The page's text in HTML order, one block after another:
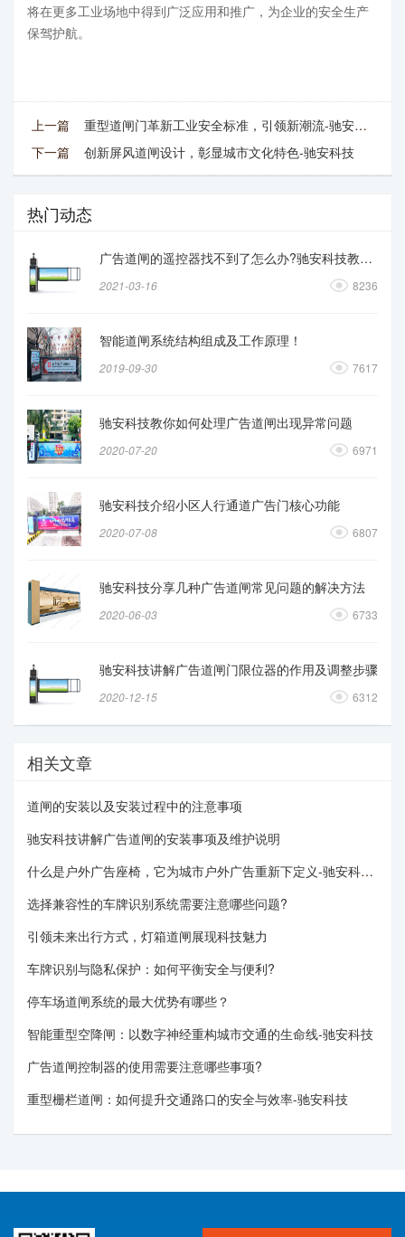
将在更多工业场地中得到广泛应用和推广，为企业的安全生产
保驾护航。
上一篇 重型道闸门革新工业安全标准，引领新潮流-驰安科技
下一篇 创新屏风道闸设计，彰显城市文化特色-驰安科技
热门动态
广告道闸的遥控器找不到了怎么办?驰安科技教你操作
2021-03-16 8236
智能道闸系统结构组成及工作原理！
2019-09-30 7617
驰安科技教你如何处理广告道闸出现异常问题
2020-07-20 6971
驰安科技介绍小区人行通道广告门核心功能
2020-07-08 6807
驰安科技分享几种广告道闸常见问题的解决方法
2020-06-03 6733
驰安科技讲解广告道闸门限位器的作用及调整步骤
2020-12-15 6312
相关文章
道闸的安装以及安装过程中的注意事项
驰安科技讲解广告道闸的安装事项及维护说明
什么是户外广告座椅，它为城市户外广告重新下定义-驰安科技分享
选择兼容性的车牌识别系统需要注意哪些问题?
引领未来出行方式，灯箱道闸展现科技魅力
车牌识别与隐私保护：如何平衡安全与便利?
停车场道闸系统的最大优势有哪些？
智能重型空降闸：以数字神经重构城市交通的生命线-驰安科技
广告道闸控制器的使用需要注意哪些事项?
重型栅栏道闸：如何提升交通路口的安全与效率-驰安科技